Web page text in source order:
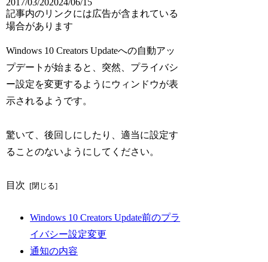
記事内のリンクには広告が含まれている
場合があります
Windows 10 Creators Updateへの自動アッ
プデートが始まると、突然、プライバシ
ー設定を変更するようにウィンドウが表
示されるようです。
驚いて、後回しにしたり、適当に設定す
ることのないようにしてください。
目次
Windows 10 Creators Update前のプラ
イバシー設定変更
通知の内容